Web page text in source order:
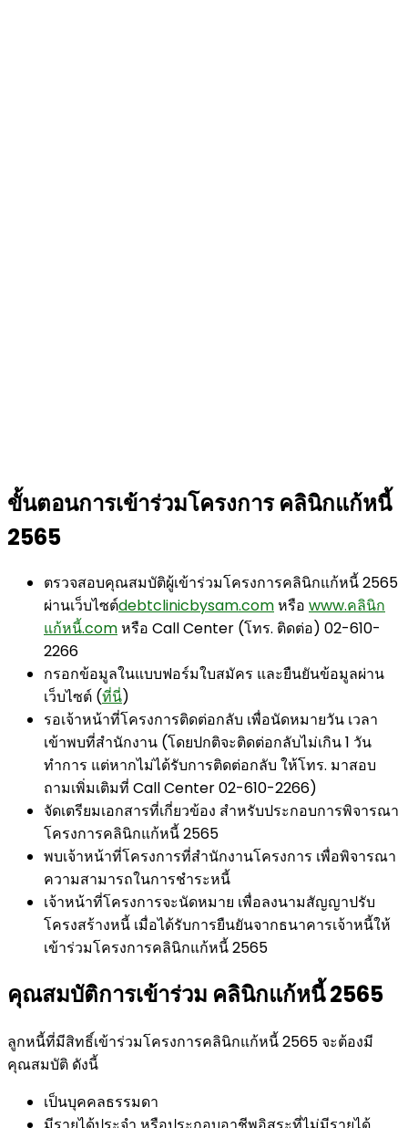
ขั้นตอนการเข้าร่วมโครงการ คลินิกแก้หนี้
2565
ตรวจสอบคุณสมบัติผู้เข้าร่วมโครงการคลินิกแก้หนี้ 2565
ผ่านเว็บไซต์debtclinicbysam.comหรือ www.คลินิก
แก้หนี้.comหรือ Call Center (โทร. ติดต่อ) 02-610-
2266
กรอกข้อมูลในแบบฟอร์มใบสมัคร และยืนยันข้อมูลผ่าน
เว็บไซต์ (ที่นี่)
รอเจ้าหน้าที่โครงการติดต่อกลับ เพื่อนัดหมายวัน เวลา
เข้าพบที่สำนักงาน (โดยปกติจะติดต่อกลับไม่เกิน 1 วัน
ทำการ แต่หากไม่ได้รับการติดต่อกลับ ให้โทร. มาสอบ
ถามเพิ่มเติมที่ Call Center 02-610-2266)
จัดเตรียมเอกสารที่เกี่ยวข้อง สำหรับประกอบการพิจารณา
โครงการคลินิกแก้หนี้ 2565
พบเจ้าหน้าที่โครงการที่สำนักงานโครงการ เพื่อพิจารณา
ความสามารถในการชำระหนี้
เจ้าหน้าที่โครงการจะนัดหมาย เพื่อลงนามสัญญาปรับ
โครงสร้างหนี้ เมื่อได้รับการยืนยันจากธนาคารเจ้าหนี้ให้
เข้าร่วมโครงการคลินิกแก้หนี้ 2565
คุณสมบัติการเข้าร่วม คลินิกแก้หนี้ 2565
ลูกหนี้ที่มีสิทธิ์เข้าร่วมโครงการคลินิกแก้หนี้ 2565 จะต้องมี
คุณสมบัติ ดังนี้
เป็นบุคคลธรรมดา